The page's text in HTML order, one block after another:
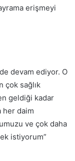
erişmeyi
devam ediyor. O
çok sağlık
geldiği kadar
her daim
ve çok daha
istiyorum”